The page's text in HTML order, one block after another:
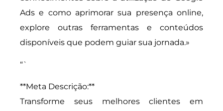
Ads e como aprimorar sua presença online,
explore outras ferramentas e conteúdos
disponíveis que podem guiar sua jornada.»
“`
**Meta Descrição:**
Transforme seus melhores clientes em